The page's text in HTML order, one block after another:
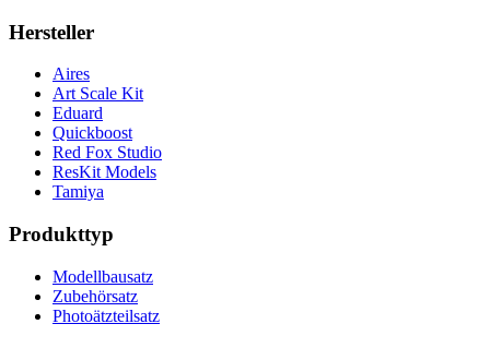
Hersteller
Aires
Art Scale Kit
Eduard
Quickboost
Red Fox Studio
ResKit Models
Tamiya
Produkttyp
Modellbausatz
Zubehörsatz
Photoätzteilsatz